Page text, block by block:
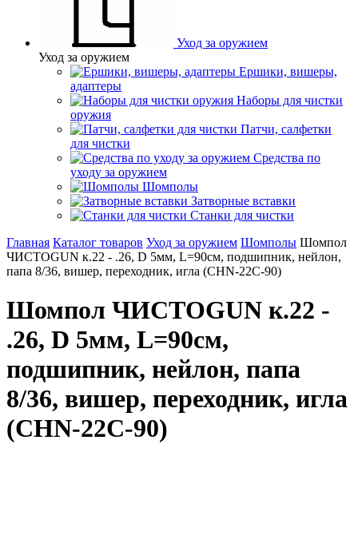
Уход за оружием
Уход за оружием
Ершики, вишеры,
адаптеры
Наборы для чистки
оружия
Патчи, салфетки
для чистки
Средства по
уходу за оружием
Шомполы
Затворные вставки
Станки для чистки
Главная Каталог товаров Уход за оружием Шомполы Шомпол
ЧИСТОGUN к.22 - .26, D 5мм, L=90см, подшипник, нейлон,
папа 8/36, вишер, переходник, игла (CHN-22C-90)
Шомпол ЧИСТОGUN к.22 -
.26, D 5мм, L=90см,
подшипник, нейлон, папа
8/36, вишер, переходник, игла
(CHN-22C-90)